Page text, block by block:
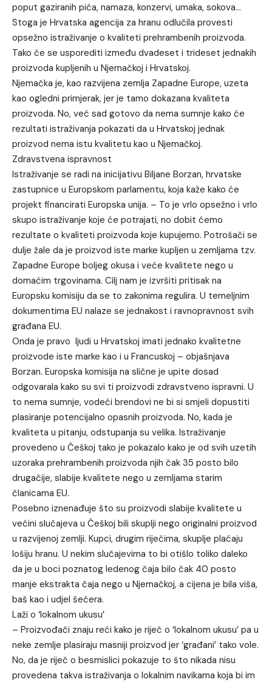
poput gaziranih pića, namaza, konzervi, umaka, sokova…
Stoga je Hrvatska agencija za hranu odlučila provesti
opsežno istraživanje o kvaliteti prehrambenih proizvoda.
Tako će se usporediti između dvadeset i trideset jednakih
proizvoda kupljenih u Njemačkoj i Hrvatskoj.
Njemačka je, kao razvijena zemlja Zapadne Europe, uzeta
kao ogledni primjerak, jer je tamo dokazana kvaliteta
proizvoda. No, već sad gotovo da nema sumnje kako će
rezultati istraživanja pokazati da u Hrvatskoj jednak
proizvod nema istu kvalitetu kao u Njemačkoj.
Zdravstvena ispravnost
Istraživanje se radi na inicijativu Biljane Borzan, hrvatske
zastupnice u Europskom parlamentu, koja kaže kako će
projekt financirati Europska unija. – To je vrlo opsežno i vrlo
skupo istraživanje koje će potrajati, no dobit ćemo
rezultate o kvaliteti proizvoda koje kupujemo. Potrošači se
dulje žale da je proizvod iste marke kupljen u zemljama tzv.
Zapadne Europe boljeg okusa i veće kvalitete nego u
domaćim trgovinama. Cilj nam je izvršiti pritisak na
Europsku komisiju da se to zakonima regulira. U temeljnim
dokumentima EU nalaze se jednakost i ravnopravnost svih
građana EU.
Onda je pravo ljudi u Hrvatskoj imati jednako kvalitetne
proizvode iste marke kao i u Francuskoj – objašnjava
Borzan. Europska komisija na slične je upite dosad
odgovarala kako su svi ti proizvodi zdravstveno ispravni. U
to nema sumnje, vodeći brendovi ne bi si smjeli dopustiti
plasiranje potencijalno opasnih proizvoda. No, kada je
kvaliteta u pitanju, odstupanja su velika. Istraživanje
provedeno u Češkoj tako je pokazalo kako je od svih uzetih
uzoraka prehrambenih proizvoda njih čak 35 posto bilo
drugačije, slabije kvalitete nego u zemljama starim
članicama EU.
Posebno iznenađuje što su proizvodi slabije kvalitete u
većini slučajeva u Češkoj bili skuplji nego originalni proizvod
u razvijenoj zemlji. Kupci, drugim riječima, skuplje plaćaju
lošiju hranu. U nekim slučajevima to bi otišlo toliko daleko
da je u boci poznatog ledenog čaja bilo čak 40 posto
manje ekstrakta čaja nego u Njemačkoj, a cijena je bila viša,
baš kao i udjel šećera.
Laži o ‘lokalnom ukusu’
– Proizvođači znaju reći kako je riječ o ‘lokalnom ukusu’ pa u
neke zemlje plasiraju masniji proizvod jer ‘građani’ tako vole.
No, da je riječ o besmislici pokazuje to što nikada nisu
provedena takva istraživanja o lokalnim navikama koja bi im